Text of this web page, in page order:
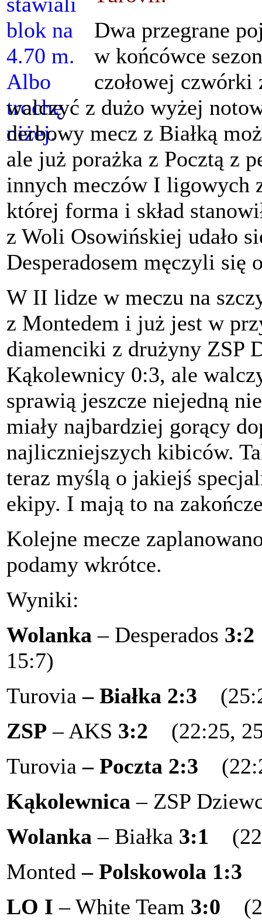
Dwa przegrane
w końcówce
czołowej czwórki
walczyć z dużo wyżej
derbowy mecz z Białką
ale już porażka z Pocztą z
innych meczów I ligowych
której forma i skład
z Woli Osowińskiej udało
Desperadosem męczyli się
W II lidze w meczu na
z Montedem i już jest w
diamenciki z drużyny ZSP
Kąkolewnicy 0:3, ale
sprawią jeszcze niejedną
miały najbardziej gorący
najliczniejszych kibiców.
teraz myślą o jakiejś
ekipy. I mają to na
Kolejne mecze
podamy wkrótce.
Wyniki:
Wolanka – Desperados 3:2
15:7)
Turovia– Białka 2:3
ZSP – AKS 3:2
(22:25,
Turovia– Poczta 2:3
Kąkolewnica – ZSP
Wolanka – Białka 3:1
Monted– Polskowola 1:3
LO I – White Team 3:0